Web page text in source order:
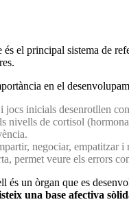
el principal sistema de
en el
inicials desenrotllen
nivells de cortisol
negociar, empatitzar i
permet veure els errors
un òrgan que es
una base afectiva